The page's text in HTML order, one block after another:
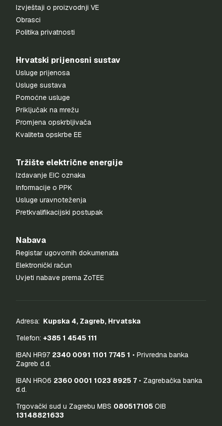
Izvještaji o proizvodnji VE
Obrasci
Politika privatnosti
Hrvatski prijenosni sustav
Usluge prijenosa
Usluge sustava
Pomoćne usluge
Priključak na mrežu
Promjena opskrbljivača
Kvaliteta opskrbe EE
Tržište električne energije
Izdavanje EIC oznaka
Informacije o PPK
Usluge uravnoteženja
Pretkvalifikacijski postupak
Nabava
Registar ugovornih dokumenata
Elektronički račun
Uvjeti nabave prema ZoTEE
Adresa: Kupska 4, Zagreb, Hrvatska
Telefon: +385 1 4545 111
IBAN HR97 2340 0091 1101 7745 1 • Privredna banka
Zagreb d.d.
IBAN HR06 2360 0001 1023 8925 7 • Zagrebačka banka
d.d.
Trgovački sud u Zagrebu MBS 080517105OIB
13148821633